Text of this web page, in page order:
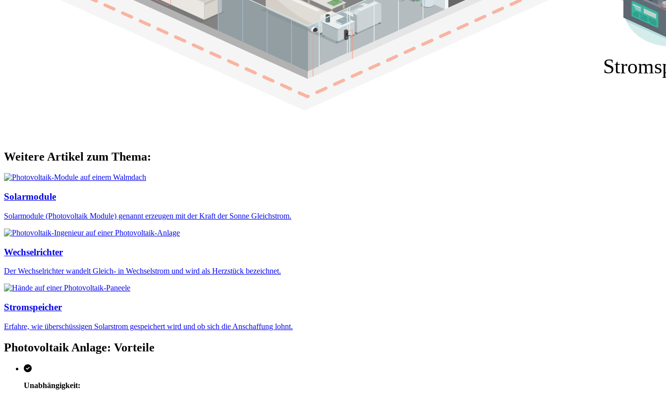
Weitere Artikel zum Thema:
Solarmodule
Solarmodule (Photovoltaik Module) genannt erzeugen mit der Kraft der Sonne Gleichstrom.
Wechselrichter
Der Wechselrichter wandelt Gleich- in Wechselstrom und wird als Herzstück bezeichnet.
Stromspeicher
Erfahre, wie überschüssigen Solarstrom gespeichert wird und ob sich die Anschaffung lohnt.
Photovoltaik Anlage: Vorteile
Unabhängigkeit: